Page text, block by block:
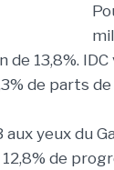
de 13,8%.
de parts
aux yeux du
de